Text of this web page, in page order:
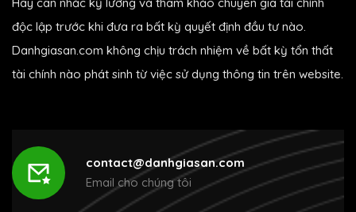
độc lập trước khi đưa ra bất kỳ quyết định đầu tư nào.
Danhgiasan.com không chịu trách nhiệm về bất kỳ tổn thất
tài chính nào phát sinh từ việc sử dụng thông tin trên website.
contact@danhgiasan.com
Email cho chúng tôi